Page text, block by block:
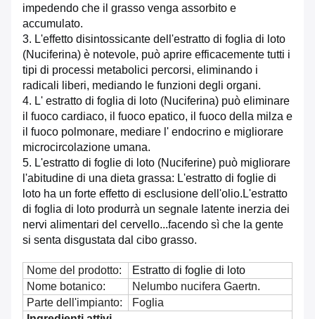
impedendo che il grasso venga assorbito e
accumulato.
3. L'effetto disintossicante dell'estratto di foglia di loto
(Nuciferina) è notevole, può aprire efficacemente tutti i
tipi di processi metabolici percorsi, eliminando i
radicali liberi, mediando le funzioni degli organi.
4. L' estratto di foglia di loto (Nuciferina) può eliminare
il fuoco cardiaco, il fuoco epatico, il fuoco della milza e
il fuoco polmonare, mediare l' endocrino e migliorare
microcircolazione umana.
5. L'estratto di foglie di loto (Nuciferine) può migliorare
l'abitudine di una dieta grassa: L'estratto di foglie di
loto ha un forte effetto di esclusione dell'olio.L'estratto
di foglia di loto produrrà un segnale latente inerzia dei
nervi alimentari del cervello...facendo sì che la gente
si senta disgustata dal cibo grasso.
Nome del prodotto:
Estratto di foglie di loto
Nome botanico:
Nelumbo nucifera Gaertn.
Parte dell'impianto:
Foglia